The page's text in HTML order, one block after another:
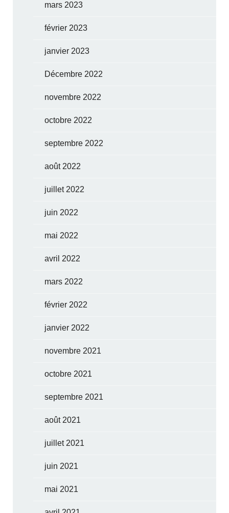
mars 2023
février 2023
janvier 2023
Décembre 2022
novembre 2022
octobre 2022
septembre 2022
août 2022
juillet 2022
juin 2022
mai 2022
avril 2022
mars 2022
février 2022
janvier 2022
novembre 2021
octobre 2021
septembre 2021
août 2021
juillet 2021
juin 2021
mai 2021